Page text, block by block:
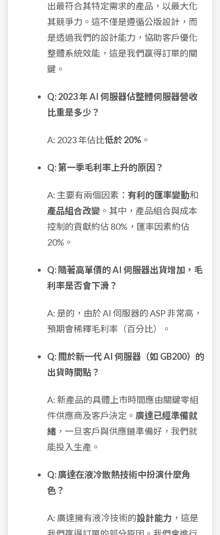
出最符合其特定需求的產品，以最大化
其競爭力。這不僅是遵循公版設計，而
是透過我們的設計能力，協助客戶優化
整體系統效能，這是我們贏得訂單的關
鍵。
Q: 2023 年 AI 伺服器佔整體伺服器營收
比重是多少？
A: 2023 年佔比低於 20% 。
Q: 第一季毛利率上升的原因？
A: 主要有兩個因素： 有利的匯率變動和
產品組合改變 。其中，產品組合與成本
控制的貢獻約佔 80%，匯率因素約佔
20%。
Q: 隨著高單價的 AI 伺服器出貨增加，毛
利率是否會下滑？
A: 是的，由於 AI 伺服器的 ASP 非常高，
預期會稀釋毛利率（百分比）。
Q: 關於新一代 AI 伺服器（如 GB200）的
出貨時間點？
A: 新產品的具體上市時間應由關鍵零組
件供應商及客戶決定。 廣達已經準備就
緒 ，一旦客戶與供應鏈準備好，我們就
能投入生產。
Q: 廣達在液冷散熱技術中扮演什麼角
色？
A: 廣達擁有液冷技術的設計能力 ，這是